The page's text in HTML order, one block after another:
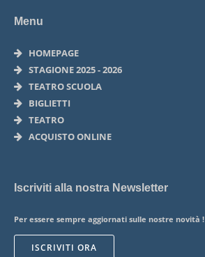
Menu
HOMEPAGE
STAGIONE 2025 - 2026
TEATRO SCUOLA
BIGLIETTI
TEATRO
ACQUISTO ONLINE
Iscriviti alla nostra Newsletter
Per essere sempre aggiornati sulle nostre novità !
ISCRIVITI ORA